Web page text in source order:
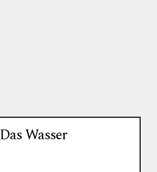
Das Wasser